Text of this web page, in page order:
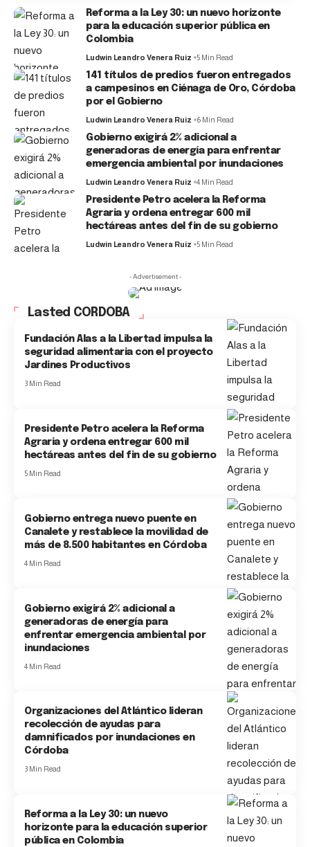
Reforma a la Ley 30: un nuevo horizonte
para la educación superior pública en
Colombia
Ludwin Leandro Venera Ruiz 5 Min Read
141 títulos de predios fueron entregados
a campesinos en Ciénaga de Oro, Córdoba
por el Gobierno
Ludwin Leandro Venera Ruiz 6 Min Read
Gobierno exigirá 2% adicional a
generadoras de energía para enfrentar
emergencia ambiental por inundaciones
Ludwin Leandro Venera Ruiz 4 Min Read
Presidente Petro acelera la Reforma
Agraria y ordena entregar 600 mil
hectáreas antes del fin de su gobierno
Ludwin Leandro Venera Ruiz 5 Min Read
- Advertisement -
Lasted CORDOBA
Fundación Alas a la Libertad impulsa la
seguridad alimentaria con el proyecto
Jardines Productivos
3 Min Read
Presidente Petro acelera la Reforma
Agraria y ordena entregar 600 mil
hectáreas antes del fin de su gobierno
5 Min Read
Gobierno entrega nuevo puente en
Canalete y restablece la movilidad de
más de 8.500 habitantes en Córdoba
4 Min Read
Gobierno exigirá 2% adicional a
generadoras de energía para
enfrentar emergencia ambiental por
inundaciones
4 Min Read
Organizaciones del Atlántico lideran
recolección de ayudas para
damnificados por inundaciones en
Córdoba
3 Min Read
Reforma a la Ley 30: un nuevo
horizonte para la educación superior
pública en Colombia